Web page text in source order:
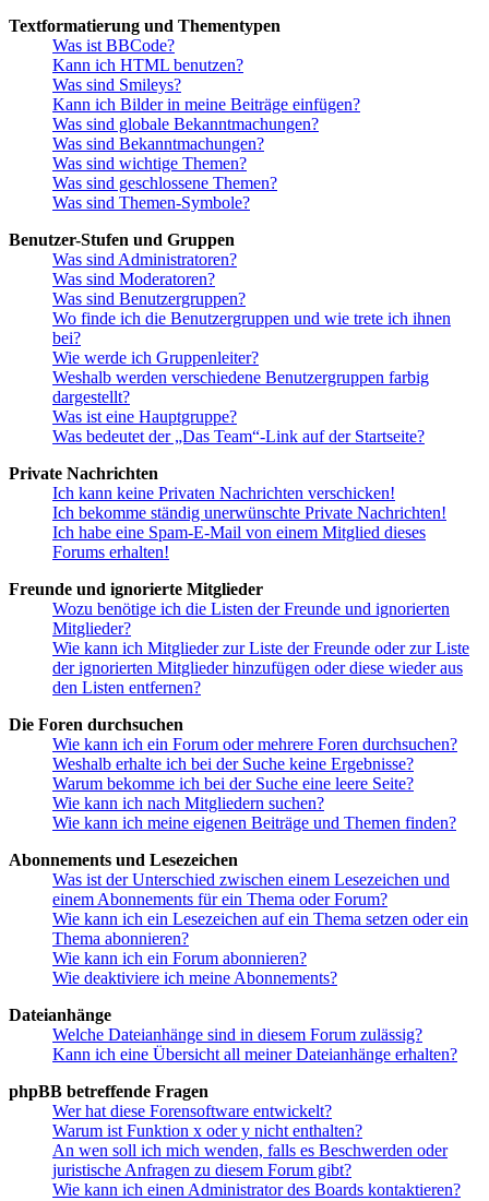
Textformatierung und Thementypen
Was ist BBCode?
Kann ich HTML benutzen?
Was sind Smileys?
Kann ich Bilder in meine Beiträge einfügen?
Was sind globale Bekanntmachungen?
Was sind Bekanntmachungen?
Was sind wichtige Themen?
Was sind geschlossene Themen?
Was sind Themen-Symbole?
Benutzer-Stufen und Gruppen
Was sind Administratoren?
Was sind Moderatoren?
Was sind Benutzergruppen?
Wo finde ich die Benutzergruppen und wie trete ich ihnen
bei?
Wie werde ich Gruppenleiter?
Weshalb werden verschiedene Benutzergruppen farbig
dargestellt?
Was ist eine Hauptgruppe?
Was bedeutet der „Das Team“-Link auf der Startseite?
Private Nachrichten
Ich kann keine Privaten Nachrichten verschicken!
Ich bekomme ständig unerwünschte Private Nachrichten!
Ich habe eine Spam-E-Mail von einem Mitglied dieses
Forums erhalten!
Freunde und ignorierte Mitglieder
Wozu benötige ich die Listen der Freunde und ignorierten
Mitglieder?
Wie kann ich Mitglieder zur Liste der Freunde oder zur Liste
der ignorierten Mitglieder hinzufügen oder diese wieder aus
den Listen entfernen?
Die Foren durchsuchen
Wie kann ich ein Forum oder mehrere Foren durchsuchen?
Weshalb erhalte ich bei der Suche keine Ergebnisse?
Warum bekomme ich bei der Suche eine leere Seite?
Wie kann ich nach Mitgliedern suchen?
Wie kann ich meine eigenen Beiträge und Themen finden?
Abonnements und Lesezeichen
Was ist der Unterschied zwischen einem Lesezeichen und
einem Abonnements für ein Thema oder Forum?
Wie kann ich ein Lesezeichen auf ein Thema setzen oder ein
Thema abonnieren?
Wie kann ich ein Forum abonnieren?
Wie deaktiviere ich meine Abonnements?
Dateianhänge
Welche Dateianhänge sind in diesem Forum zulässig?
Kann ich eine Übersicht all meiner Dateianhänge erhalten?
phpBB betreffende Fragen
Wer hat diese Forensoftware entwickelt?
Warum ist Funktion x oder y nicht enthalten?
An wen soll ich mich wenden, falls es Beschwerden oder
juristische Anfragen zu diesem Forum gibt?
Wie kann ich einen Administrator des Boards kontaktieren?